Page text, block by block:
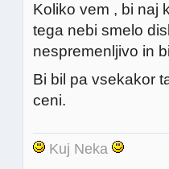
Koliko vem , bi naj
tega nebi smelo
nespremenljivo in
Bi bil pa vsekakor
ceni.
Kuj Neka